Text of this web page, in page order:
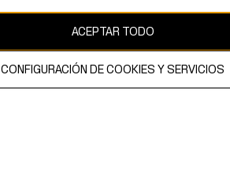
ACEPTAR TODO
CONFIGURACIÓN DE COOKIES Y SERVICIOS